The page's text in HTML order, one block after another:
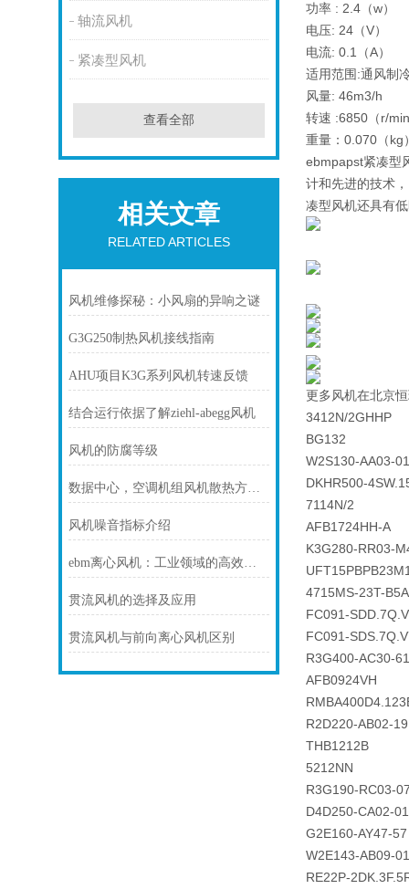
轴流风机
紧凑型风机
查看全部
相关文章
RELATED ARTICLES
风机维修探秘：小风扇的异响之谜
G3G250制热风机接线指南
AHU项目K3G系列风机转速反馈
结合运行依据了解ziehl-abegg风机
风机的防腐等级
数据中心，空调机组风机散热方案！
风机噪音指标介绍
ebm离心风机：工业领域的高效风力利器
贯流风机的选择及应用
贯流风机与前向离心风机区别
功率 : 2.4（w）
电压: 24（V）
电流: 0.1（A）
适用范围:通风制
风量: 46m3/h
转速 :6850（r/
重量：0.070（kg
ebmpapst紧凑型
计和先进的技术
凑型风机还具有
更多风机在北京
3412N/2GHHP
BG132
W2S130-AA03-01
DKHR500-
7114N/2
AFB1724HH-A
K3G280-RR03-
4715MS-23T-B5A
FC091-
FC091-
R3G400-AC30-61
AFB0924VH
R2D220-AB02-19
THB1212B
5212NN
R3G190-RC03-
D4D250-CA02-01
G2E160-AY47-57
W2E143-AB09-
RE22P-